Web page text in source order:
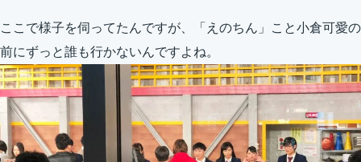
ここで様子を伺ってたんですが、「えのちん」こと小倉可愛の
前にずっと誰も行かないんですよね。